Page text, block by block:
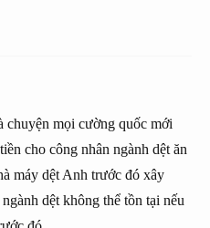
chuyện mọi cường quốc mới
cho công nhân ngành dệt ăn
máy dệt Anh trước đó xây
dệt không thể tồn tại nếu